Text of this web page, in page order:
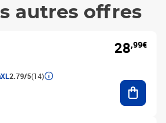
autres offres
2.79/5(14)
28,99€